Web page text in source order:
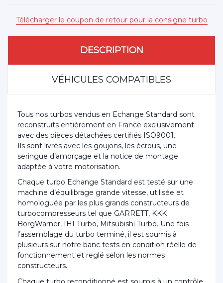
Télécharger le coupon de retour pour la consigne turbo
DESCRIPTION
VÉHICULES COMPATIBLES
Tous nos turbos vendus en Echange Standard sont
reconstruits entièrement en France exclusivement
avec des pièces détachées certifiés ISO9001.
Ils sont livrés avec les goujons, les écrous, une
seringue d’amorçage et la notice de montage
adaptée à votre motorisation.
Chaque turbo Echange Standard est testé sur une
machine d’équilibrage grande vitesse, utilisée et
homologuée par les plus grands constructeurs de
turbocompresseurs tel que GARRETT, KKK
BorgWarner, IHI Turbo, Mitsubishi Turbo. Une fois
l’assemblage du turbo terminé, il est soumis à
plusieurs sur notre banc tests en condition réelle de
fonctionnement et reglé selon les normes
constructeurs.